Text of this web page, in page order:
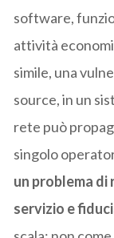
software,
attività
simile, una
source, in un
rete può
singolo
un problema
servizio e